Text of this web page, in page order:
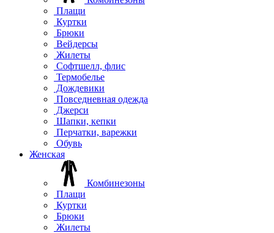
Плащи
Куртки
Брюки
Вейдерсы
Жилеты
Софтшелл, флис
Термобелье
Дождевики
Повседневная одежда
Джерси
Шапки, кепки
Перчатки, варежки
Обувь
Женская
Комбинезоны
Плащи
Куртки
Брюки
Жилеты